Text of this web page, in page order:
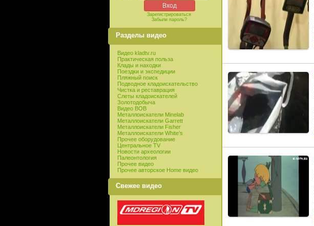
Зарегистрироваться
Забыли пароль?
Разделы видео
Видео kladtv.ru
Практическая польза
Клады и находки
Поездки и экспедиции
Пляжный поиск
Подводное кладоискательство
Чистка и реставрация
Слеты кладоискателей
Золотодобыча
Видео ВОВ
Металлоискатели Minelab
Металлоискатели Garrett
Металлоискатели Fisher
Металлоискатели White’s
Прочее оборудование
Центральное TV
Новости археологии
Палеонтология
Прочее видео
Прочее авторское Home видео
Свежее видео